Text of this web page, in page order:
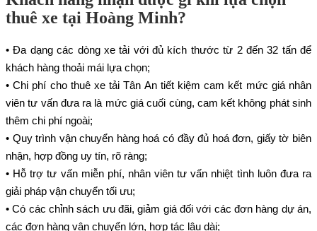
thuê xe tại Hoàng Minh?
• Đa dạng các dòng xe tải với đủ kích thước từ 2 đến 32 tấn để
khách hàng thoải mái lựa chọn;
• Chi phí cho thuê xe tải Tân An tiết kiệm cam kết mức giá nhân
viên tư vấn đưa ra là mức giá cuối cùng, cam kết không phát sinh
thêm chi phí ngoài;
• Quy trình vận chuyển hàng hoá có đầy đủ hoá đơn, giấy tờ biên
nhận, hợp đồng uy tín, rõ ràng;
• Hỗ trợ tư vấn miễn phí, nhân viên tư vấn nhiệt tình luôn đưa ra
giải pháp vận chuyển tối ưu;
• Có các chỉnh sách ưu đãi, giảm giá đối với các đơn hàng dự án,
các đơn hàng vận chuyển lớn, hợp tác lâu dài;